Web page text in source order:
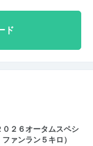
ド
０２６オータムスペシ
ァンラン５キロ）